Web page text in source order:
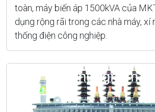
toàn, máy biến áp 1500kVA của
dụng rộng rãi trong các nhà máy, xí
thống điện công nghiệp.